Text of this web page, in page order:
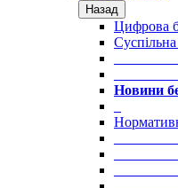
Назад
Цифрова
Суспільна
Новини